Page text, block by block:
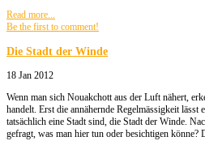
Read more...
Be the first to comment!
Die Stadt der Winde
18 Jan 2012
Wenn man sich Nouakchott aus der Luft nähert,
handelt. Erst die annähernde Regelmässigkeit
tatsächlich eine Stadt sind, die Stadt der Winde.
gefragt, was man hier tun oder besichtigen